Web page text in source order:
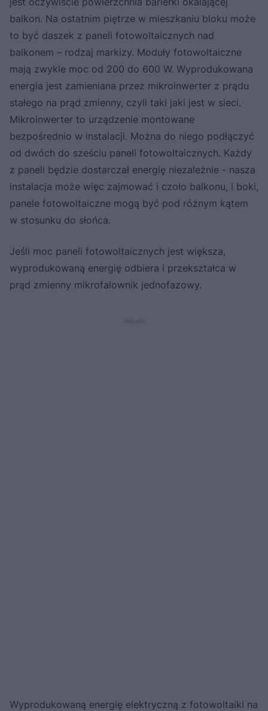
balkon. Na ostatnim piętrze w mieszkaniu bloku może
to być daszek z paneli fotowoltaicznych nad
balkonem – rodzaj markizy. Moduły fotowoltaiczne
mają zwykle moc od 200 do 600 W. Wyprodukowana
energia jest zamieniana przez mikroinwerter z prądu
stałego na prąd zmienny, czyli taki jaki jest w sieci.
Mikroinwerter to urządzenie montowane
bezpośrednio w instalacji. Można do niego podłączyć
od dwóch do sześciu paneli fotowoltaicznych. Każdy
z paneli będzie dostarczał energię niezależnie - nasza
instalacja może więc zajmować i czoło balkonu, i boki,
panele fotowoltaiczne mogą być pod różnym kątem
w stosunku do słońca.
Jeśli moc paneli fotowoltaicznych jest większa,
wyprodukowaną energię odbiera i przekształca w
prąd zmienny mikrofalownik jednofazowy.
Wyprodukowaną energię elektryczną z fotowoltaiki na